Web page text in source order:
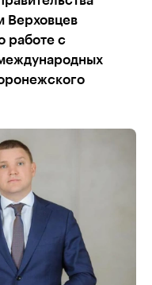
Верховцев
работе с